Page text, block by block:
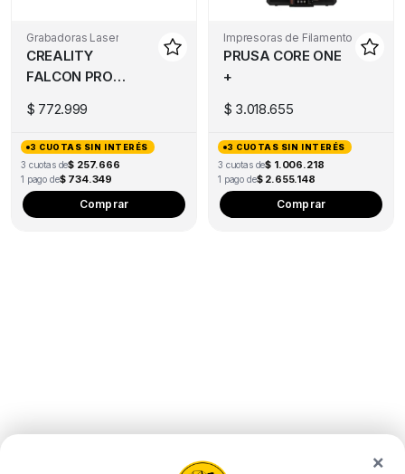
Grabadoras Laser
CREALITY
FALCON PRO
$ 772.999
3 CUOTAS SIN INTERÉS
3 cuotas de$ 257.666
1 pago de$ 734.349
Comprar
Impresoras de Filamento
PRUSA CORE ONE
+
$ 3.018.655
3 CUOTAS SIN INTERÉS
3 cuotas de$ 1.006.218
1 pago de$ 2.655.148
Comprar
×